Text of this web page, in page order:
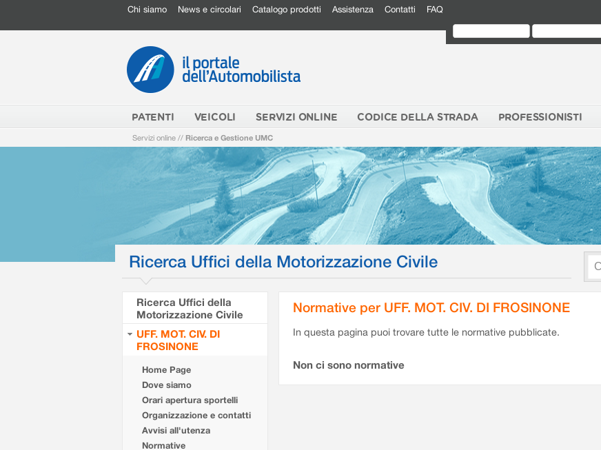
Chi siamo News e circolari Catalogo prodotti Assistenza Contatti FAQ
PATENTI VEICOLI SERVIZI ONLINE CODICE DELLA STRADA PROFESSIONISTI
Servizi online // Ricerca e Gestione UMC
Ricerca Uffici della Motorizzazione Civile
Ricerca Uffici della
Motorizzazione Civile
UFF. MOT. CIV. DI
FROSINONE
Home Page
Dove siamo
Orari apertura sportelli
Organizzazione e contatti
Avvisi all'utenza
Normative
Normative per UFF. MOT. CIV. DI FROSINONE
In questa pagina puoi trovare tutte le normative pubblicate.
Non ci sono normative